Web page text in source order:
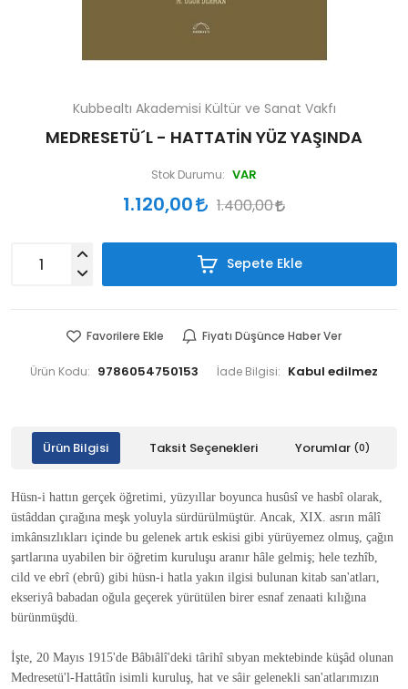
Kubbealtı Akademisi Kültür ve Sanat Vakfı
MEDRESETÜ´L - HATTATİN YÜZ YAŞINDA
Stok Durumu: VAR
1.120,00 1.400,00
Sepete Ekle
Favorilere Ekle Fiyatı Düşünce Haber Ver
Ürün Kodu: 9786054750153 İade Bilgisi:
Ürün Bilgisi Taksit Seçenekleri Yorumlar (0)
Hüsn-i hattın gerçek öğretimi, yüzyıllar boyunca husûsî ve hasbî olarak,
üstâddan çırağına meşk yoluyla sürdürülmüştür. Ancak, XIX. asrın mâlî
imkânsızlıkları içinde bu gelenek artık eskisi gibi yürüyemez olmuş, çağın
şartlarına uyabilen bir öğretim kuruluşu aranır hâle gelmiş; hele tezhîb,
cild ve ebrî (ebrû) gibi hüsn-i hatla yakın ilgisi bulunan kitab san'atları,
ekseriyâ babadan oğula geçerek yürütülen birer esnaf zenaati kılığına
bürünmüşdü.
İşte, 20 Mayıs 1915'de Bâbıâlî'deki târihî sıbyan mektebinde küşâd olunan
Medresetü'l-Hattâtîn isimli kuruluş, hat ve sâir gelenekli san'atlarımızın